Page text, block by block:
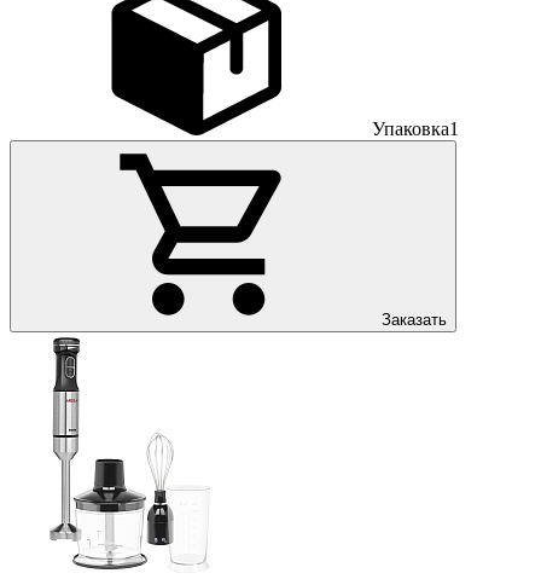
Упаковка1
Заказать